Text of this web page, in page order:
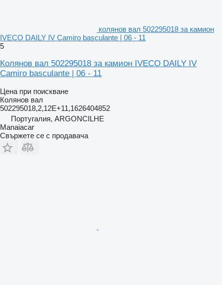
колянов вал 502295018 за камион
IVECO DAILY IV Camiгo basculante | 06 - 11
5
Колянов вал 502295018 за камион IVECO DAILY IV
Camiгo basculante | 06 - 11
Цена при поискване
Колянов вал
502295018,2,12E+11,1626404852
Португалия, ARGONCILHE
Manaiacar
Свържете се с продавача